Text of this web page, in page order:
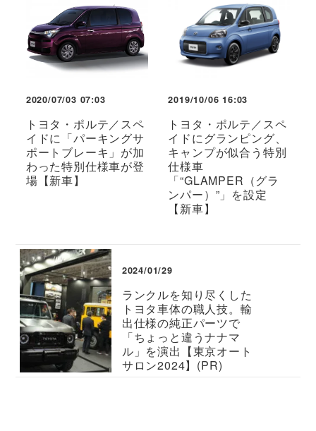
2020/07/03 07:03
トヨタ・ポルテ／スペ
イドに「パーキングサ
ポートブレーキ」が加
わった特別仕様車が登
場【新車】
2019/10/06 16:03
トヨタ・ポルテ／スペ
イドにグランピング、
キャンプが似合う特別
仕様車
「“GLAMPER（グラ
ンパー）”」を設定
【新車】
2024/01/29
ランクルを知り尽くした
トヨタ車体の職人技。輸
出仕様の純正パーツで
「ちょっと違うナナマ
ル」を演出【東京オート
サロン2024】(PR)